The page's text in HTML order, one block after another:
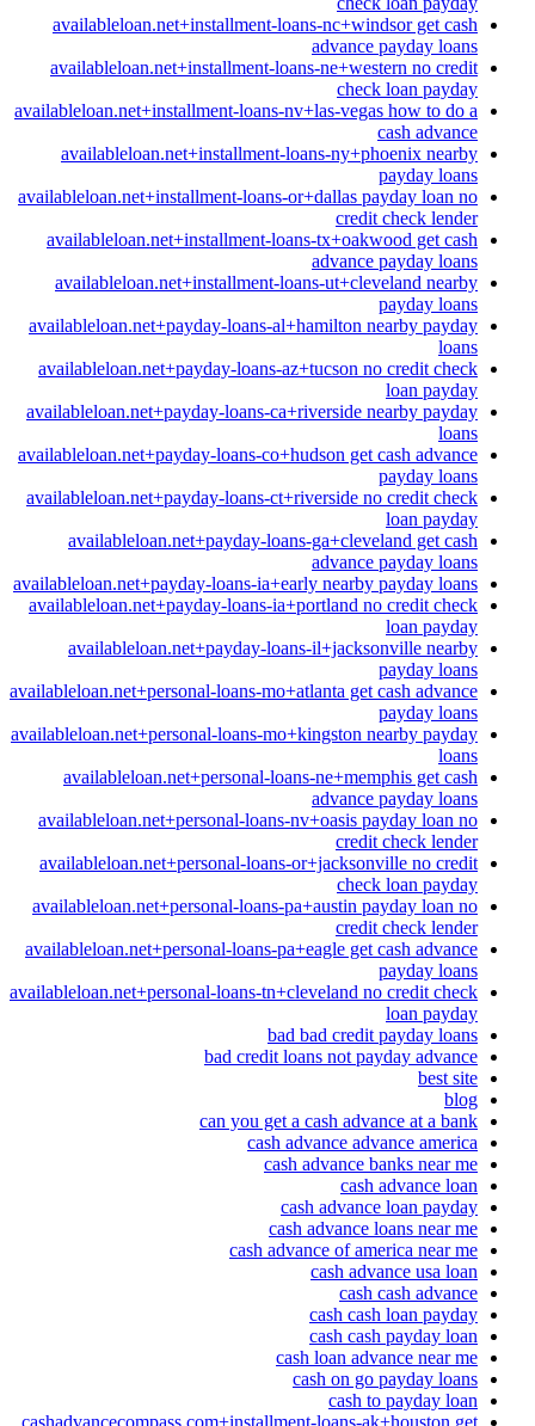
availableloan.net+installment-loans-nc+windsor get cash
advance payday loans
availableloan.net+installment-loans-ne+western no credit
check loan payday
availableloan.net+installment-loans-nv+las-vegas how to do a
cash advance
availableloan.net+installment-loans-ny+phoenix nearby
payday loans
availableloan.net+installment-loans-or+dallas payday loan no
credit check lender
availableloan.net+installment-loans-tx+oakwood get cash
advance payday loans
availableloan.net+installment-loans-ut+cleveland nearby
payday loans
availableloan.net+payday-loans-al+hamilton nearby payday
loans
availableloan.net+payday-loans-az+tucson no credit check
loan payday
availableloan.net+payday-loans-ca+riverside nearby payday
loans
availableloan.net+payday-loans-co+hudson get cash advance
payday loans
availableloan.net+payday-loans-ct+riverside no credit check
loan payday
availableloan.net+payday-loans-ga+cleveland get cash
advance payday loans
availableloan.net+payday-loans-ia+early nearby payday loans
availableloan.net+payday-loans-ia+portland no credit check
loan payday
availableloan.net+payday-loans-il+jacksonville nearby
payday loans
availableloan.net+personal-loans-mo+atlanta get cash advance
payday loans
availableloan.net+personal-loans-mo+kingston nearby payday
loans
availableloan.net+personal-loans-ne+memphis get cash
advance payday loans
availableloan.net+personal-loans-nv+oasis payday loan no
credit check lender
availableloan.net+personal-loans-or+jacksonville no credit
check loan payday
availableloan.net+personal-loans-pa+austin payday loan no
credit check lender
availableloan.net+personal-loans-pa+eagle get cash advance
payday loans
availableloan.net+personal-loans-tn+cleveland no credit check
loan payday
bad bad credit payday loans
bad credit loans not payday advance
best site
blog
can you get a cash advance at a bank
cash advance advance america
cash advance banks near me
cash advance loan
cash advance loan payday
cash advance loans near me
cash advance of america near me
cash advance usa loan
cash cash advance
cash cash loan payday
cash cash payday loan
cash loan advance near me
cash on go payday loans
cash to payday loan